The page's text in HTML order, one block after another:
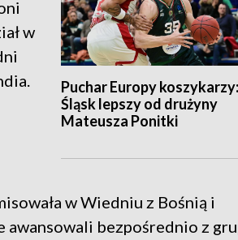
Puchar Europy koszykarzy:
Śląsk lepszy od drużyny
Mateusza Ponitki
w
w Wiedniu z Bośnią i
awansowali bezpośrednio z